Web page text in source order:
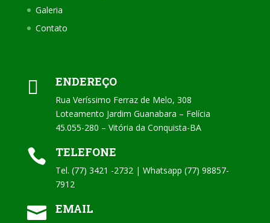
Galeria
Contato
 ENDEREÇO
Rua Veríssimo Ferraz de Melo, 308
Loteamento Jardim Guanabara – Felícia
45.055-280 – Vitória da Conquista-BA
 TELEFONE
Tel. (77) 3421 -2732 | Whatsapp (77) 98857-
7912
 EMAIL